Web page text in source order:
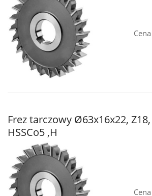
Frez tarczowy Ø63x16x22,
HSSCo5 ,H